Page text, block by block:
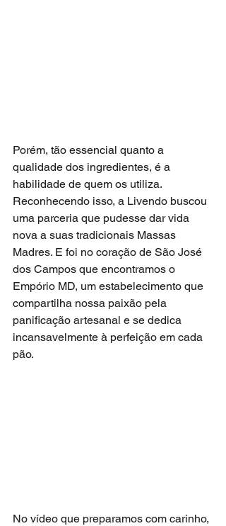
Porém, tão essencial quanto a
qualidade dos ingredientes, é a
habilidade de quem os utiliza.
Reconhecendo isso, a Livendo buscou
uma parceria que pudesse dar vida
nova a suas tradicionais Massas
Madres. E foi no coração de São José
dos Campos que encontramos o
Empório MD, um estabelecimento que
compartilha nossa paixão pela
panificação artesanal e se dedica
incansavelmente à perfeição em cada
pão.
No vídeo que preparamos com carinho,